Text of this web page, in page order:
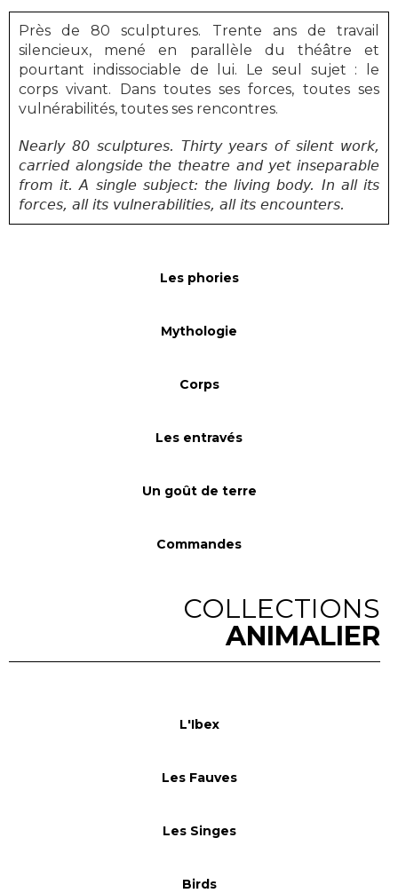
Près de 80 sculptures. Trente ans de travail
silencieux, mené en parallèle du théâtre et
pourtant indissociable de lui. Le seul sujet : le
corps vivant. Dans toutes ses forces, toutes ses
vulnérabilités, toutes ses rencontres.
Nearly 80 sculptures. Thirty years of silent work,
carried alongside the theatre and yet inseparable
from it. A single subject: the living body. In all its
forces, all its vulnerabilities, all its encounters.
Les phories
Mythologie
Corps
Les entravés
Un goût de terre
Commandes
COLLECTIONS
ANIMALIER
L'Ibex
Les Fauves
Les Singes
Birds